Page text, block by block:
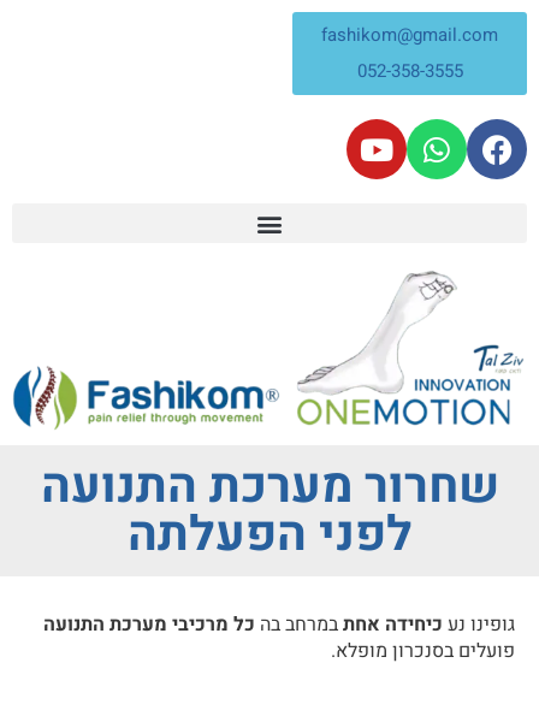
fashikom@gmail.com
052-358-3555
שחרור מערכת התנועה
לפני הפעלתה
גופינו נע כיחידה אחתבמרחב בה כל מרכיבי מערכת התנועה
פועלים בסנכרון מופלא.